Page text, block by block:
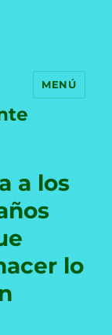
MENÚ
a los
lo